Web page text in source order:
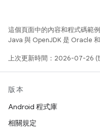
這個頁面中的內容和程式碼範
Java 與 OpenJDK 是 Oracle
上次更新時間：2026-07-26 (
版本
Android 程式庫
相關規定